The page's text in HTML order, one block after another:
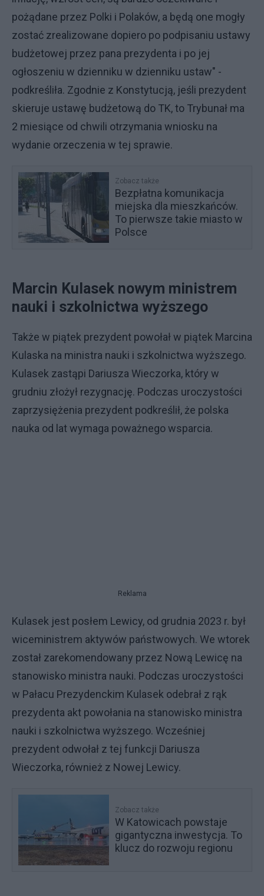
pożądane przez Polki i Polaków, a będą one mogły
zostać zrealizowane dopiero po podpisaniu ustawy
budżetowej przez pana prezydenta i po jej
ogłoszeniu w dzienniku w dzienniku ustaw" -
podkreśliła. Zgodnie z Konstytucją, jeśli prezydent
skieruje ustawę budżetową do TK, to Trybunał ma
2 miesiące od chwili otrzymania wniosku na
wydanie orzeczenia w tej sprawie.
Zobacz także
Bezpłatna komunikacja
miejska dla mieszkańców.
To pierwsze takie miasto w
Polsce
Marcin Kulasek nowym ministrem
nauki i szkolnictwa wyższego
Także w piątek prezydent powołał w piątek Marcina
Kulaska na ministra nauki i szkolnictwa wyższego.
Kulasek zastąpi Dariusza Wieczorka, który w
grudniu złożył rezygnację. Podczas uroczystości
zaprzysiężenia prezydent podkreślił, że polska
nauka od lat wymaga poważnego wsparcia.
Reklama
Kulasek jest posłem Lewicy, od grudnia 2023 r. był
wiceministrem aktywów państwowych. We wtorek
został zarekomendowany przez Nową Lewicę na
stanowisko ministra nauki. Podczas uroczystości
w Pałacu Prezydenckim Kulasek odebrał z rąk
prezydenta akt powołania na stanowisko ministra
nauki i szkolnictwa wyższego. Wcześniej
prezydent odwołał z tej funkcji Dariusza
Wieczorka, również z Nowej Lewicy.
Zobacz także
W Katowicach powstaje
gigantyczna inwestycja. To
klucz do rozwoju regionu